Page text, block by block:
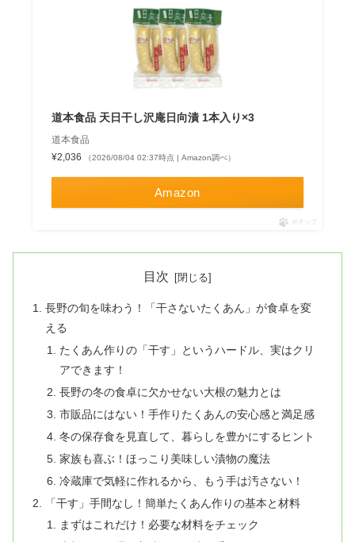
道本食品 天日干し沢庵日向漬 1本入り×3
道本食品
¥2,036
（2026/08/04 02:37時点 | Amazon調べ）
Amazon
ポチップ
目次
長野の旬を味わう！「干さないたくあん」が食卓を変
える
たくあん作りの「干す」というハードル、実はクリ
アできます！
長野の冬の食卓に欠かせない大根の魅力とは
市販品にはない！手作りたくあんの安心感と満足感
冬の保存食を見直して、暮らしを豊かにするヒント
家族も喜ぶ！ほっこり美味しい漬物の魔法
冷蔵庫で気軽に作れるから、もう手は汚さない！
「干す」手間なし！簡単たくあん作りの基本と材料
まずはこれだけ！必要な材料をチェック